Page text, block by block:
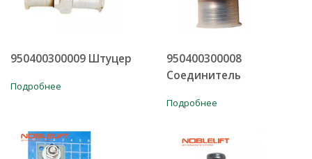
950400300009 Штуцер
Подробнее
950400300008
Соединитель
Подробнее